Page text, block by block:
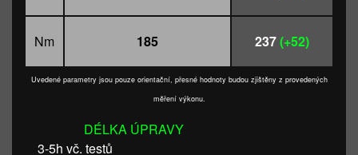
Nm 185 237(+52)
Uvedené parametry jsou pouze orientační, přesné hodnoty budou zjištěny z provedených
měření výkonu.
DÉLKA ÚPRAVY
3-5h vč. testů